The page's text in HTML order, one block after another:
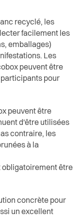
recyclé, les
facilement les
emballages)
Les
peuvent être
pour
peuvent être
d'être utilisées
contraire, les
à la
obligatoirement être
concrète pour
un excellent